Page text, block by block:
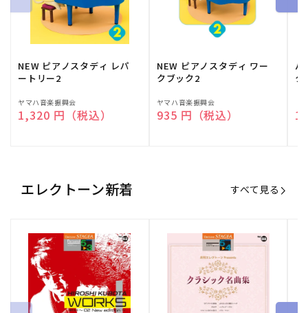
NEW ピアノスタディ レパ
ートリー2
販
売
ヤマハ音楽振興会
通常価格
1,320 円（税込）
NEW ピアノスタディ ワー
クブック2
販
売
ヤマハ音楽振興会
通常価格
935 円（税込）
バ
ク
売
エレクトーン新着 すべて見る